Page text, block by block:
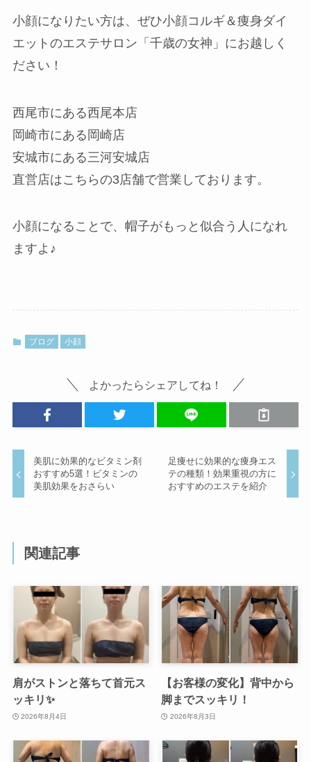
小顔になりたい方は、ぜひ小顔コルギ＆痩身ダイ
エットのエステサロン「千歳の女神」にお越しく
ださい！
西尾市にある西尾本店
岡崎市にある岡崎店
安城市にある三河安城店
直営店はこちらの3店舗で営業しております。
小顔になることで、帽子がもっと似合う人になれ
ますよ♪
ブログ 小顔
よかったらシェアしてね！
美肌に効果的なビタミン剤
おすすめ5選！ビタミンの
美肌効果をおさらい
足痩せに効果的な痩身エス
テの種類！効果重視の方に
おすすめのエステを紹介
関連記事
肩がストンと落ちて首元ス
ッキリ✨
2026年8月4日
【お客様の変化】背中から
脚までスッキリ！
2026年8月3日